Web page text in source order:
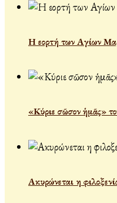
Η εορτή των Αγίων
«Κύριε σῶσον ἡμᾶς»
Ακυρώνεται η